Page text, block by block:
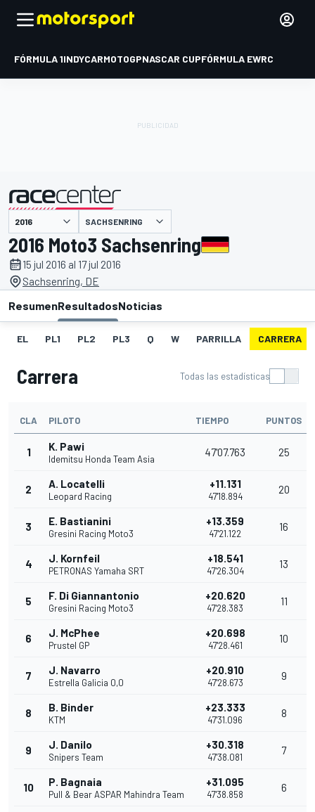
FÓRMULA 1INDYCARMOTOGPNASCAR CUPFÓRMULA EWRC
presentado por SACHSENRING
2016 Moto3 Sachsenring
15 jul 2016 al 17 jul 2016
Sachsenring, DE
ResumenResultadosNoticias
EL PL1 PL2 PL3 Q W PARRILLA CARRERA
Carrera Todas las estadísticas
CLA PILOTO TIEMPO PUNTOS
1 K. Pawi
Idemitsu Honda Team Asia
47'07.763 25
2 A. Locatelli
Leopard Racing
+11.131
47'18.894
20
3 E. Bastianini
Gresini Racing Moto3
+13.359
47'21.122
16
4 J. Kornfeil
PETRONAS Yamaha SRT
+18.541
47'26.304
13
5 F. Di Giannantonio
Gresini Racing Moto3
+20.620
47'28.383
11
6 J. McPhee
Prustel GP
+20.698
47'28.461
10
7 J. Navarro
Estrella Galicia 0,0
+20.910
47'28.673
9
8 B. Binder
KTM
+23.333
47'31.096
8
9 J. Danilo
Snipers Team
+30.318
47'38.081
7
10 P. Bagnaia
Pull & Bear ASPAR Mahindra Team
+31.095
47'38.858
6